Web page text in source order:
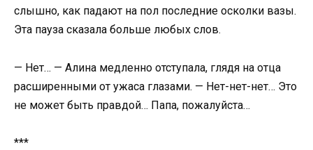
слышно, как падают на пол последние осколки вазы.
Эта пауза сказала больше любых слов.
— Нет… — Алина медленно отступала, глядя на отца
расширенными от ужаса глазами. — Нет-нет-нет… Это
не может быть правдой… Папа, пожалуйста…
***